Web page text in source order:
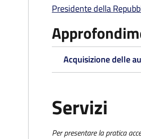
Presidente della
Acquisizione delle
Servizi
Per presentare la pratica